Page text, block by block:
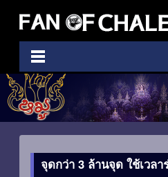
จุดกว่า 3 ล้านจุด ใช้เวลา